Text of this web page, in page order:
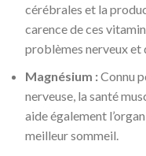
cérébrales et la
carence de ces
problèmes nerveux et
Magnésium :Connu
nerveuse, la santé
aide également
meilleur sommeil.